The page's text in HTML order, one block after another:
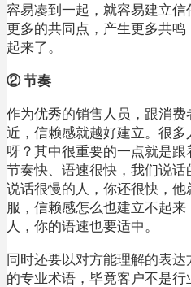
容易凑到一起，就容易建立
更多的共同点，产生更多共
起来了。
② 节奏
作为优秀的销售人员，跟消
近，信赖感就越好建立。很
呀？其中很重要的一点就是
节奏快、语速很快，我们说
说话很慢的人，你还很快，
服，信赖感怎么也建立不起
人，你的语速也要适中。
同时还要以对方能理解的表
的专业术语，毕竟客户不是行